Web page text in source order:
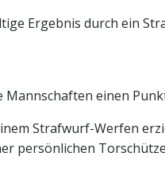
Ergebnis durch ein
Mannschaften einen
Strafwurf-Werfen
persönlichen